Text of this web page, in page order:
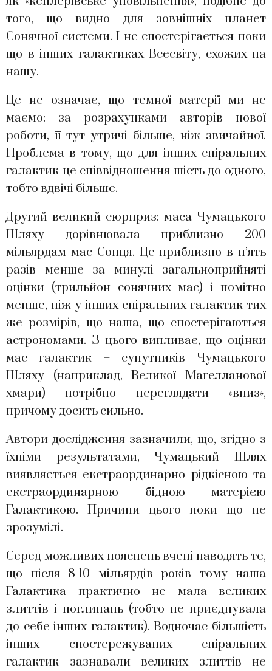
того, що видно для зовнішніх планет
Сонячної системи. І не спостерігається поки
що в інших галактиках Всесвіту, схожих на
нашу.
Це не означає, що темної матерії ми не
маємо: за розрахунками авторів нової
роботи, її тут утричі більше, ніж звичайної.
Проблема в тому, що для інших спіральних
галактик це співвідношення шість до одного,
тобто вдвічі більше.
Другий великий сюрприз: маса Чумацького
Шляху дорівнювала приблизно 200
мільярдам мас Сонця. Це приблизно в п’ять
разів менше за минулі загальноприйняті
оцінки (трильйон сонячних мас) і помітно
менше, ніж у інших спіральних галактик тих
же розмірів, що наша, що спостерігаються
астрономами. З цього випливає, що оцінки
мас галактик – супутників Чумацького
Шляху (наприклад, Великої Магелланової
хмари) потрібно переглядати «вниз»,
причому досить сильно.
Автори дослідження зазначили, що, згідно з
їхніми результатами, Чумацький Шлях
виявляється екстраординарно рідкісною та
екстраординарною бідною матерією
Галактикою. Причини цього поки що не
зрозумілі.
Серед можливих пояснень вчені наводять те,
що після 8-10 мільярдів років тому наша
Галактика практично не мала великих
злиттів і поглинань (тобто не приєднувала
до себе інших галактик). Водночас більшість
інших спостережуваних спіральних
галактик зазнавали великих злиттів не